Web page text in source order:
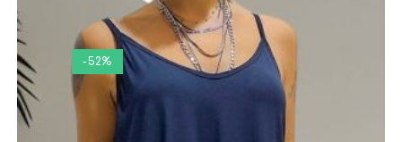
-52%